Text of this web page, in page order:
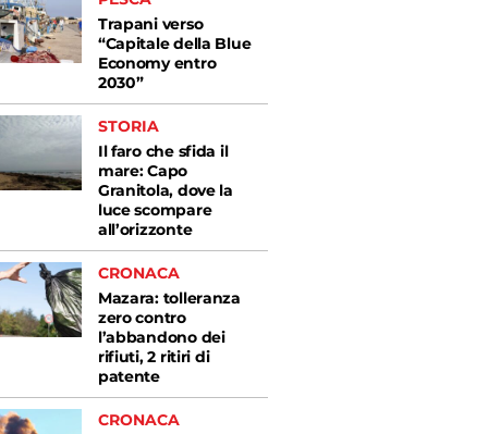
Trapani verso
“Capitale della Blue
Economy entro
2030”
STORIA
Il faro che sfida il
mare: Capo
Granitola, dove la
luce scompare
all’orizzonte
CRONACA
Mazara: tolleranza
zero contro
l’abbandono dei
rifiuti, 2 ritiri di
patente
CRONACA